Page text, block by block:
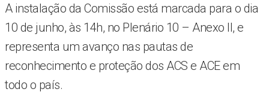
A instalação da Comissão está marcada para o dia
10 de junho, às 14h, no Plenário 10 – Anexo II, e
representa um avanço nas pautas de
reconhecimento e proteção dos ACS e ACE em
todo o país.